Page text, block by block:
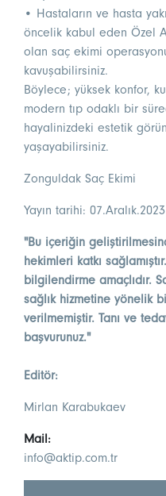
• Hastaların ve hasta
öncelik kabul eden Özel
olan saç ekimi
kavuşabilirsiniz.
Böylece; yüksek konfor,
modern tıp odaklı bir
hayalinizdeki estetik
yaşayabilirsiniz.
Zonguldak Saç Ekimi
Yayın tarihi: 07.Aralık.2023
"Bu içeriğin
hekimleri katkı
bilgilendirme amaçlıdır.
sağlık hizmetine yönelik
verilmemiştir. Tanı ve
başvurunuz."
Editör:
Mirlan Karabukaev
Mail:
info@aktip.com.tr